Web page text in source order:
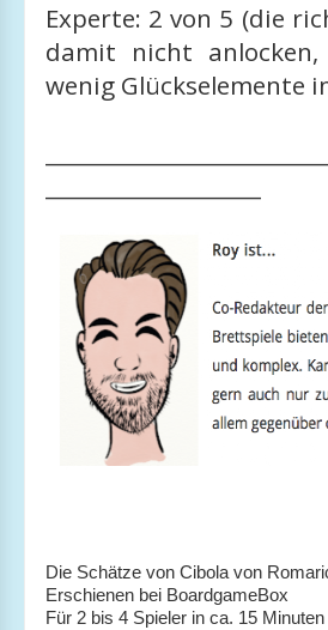
Experte: 2 von 5 (die
damit nicht
wenig Glückselemente
Die Schätze von Cibola von
Erschienen bei BoardgameBox
Für 2 bis 4 Spieler in ca. 15